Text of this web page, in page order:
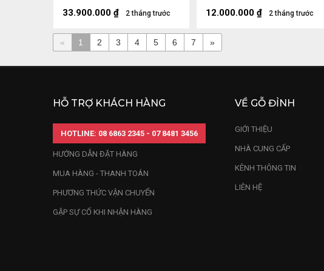
2 tháng trước
33.900.000 ₫ 2 tháng trước
12.000.000 ₫
« 1 2 3 4 5 6 7 »
HỖ TRỢ KHÁCH HÀNG
HOTLINE: 08 6863 2345 - 07 8481 3456
HƯỚNG DẪN ĐẶT HÀNG
MUA HÀNG - THANH TOÁN
PHƯƠNG THỨC VẬN CHUYỂN
GẶP SỰ CỐ KHI NHẬN HÀNG
VỀ GỖ ĐỈNH
GIỚI THIỆU
NHÀ CUNG CẤP
KÊNH THÔNG TIN
LIÊN HỆ